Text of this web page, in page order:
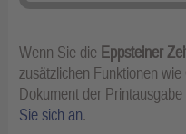
Wenn Sie die Eppsteiner
zusätzlichen Funktionen
Dokument der
Sie sich an.